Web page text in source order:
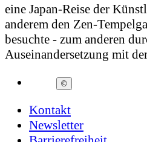
eine Japan-Reise der
anderem den Zen-
besuchte - zum anderen
Auseinandersetzung mit
©
Kontakt
Newsletter